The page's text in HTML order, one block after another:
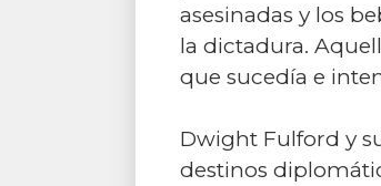
asesinadas y los
la dictadura.
que sucedía e
Dwight Fulford y
destinos